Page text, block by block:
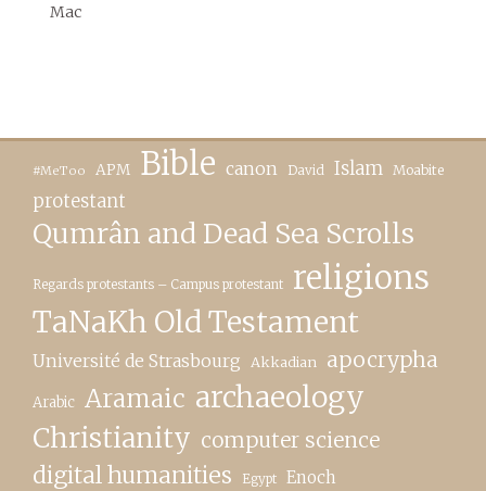
Mac
#MeToo APM Bible canon David Islam Moabite
protestant
Qumrân and Dead Sea Scrolls
Regards protestants – Campus protestant religions
TaNaKh Old Testament
Université de Strasbourg Akkadian apocrypha
Arabic Aramaic archaeology
Christianity computer science
digital humanities Egypt Enoch